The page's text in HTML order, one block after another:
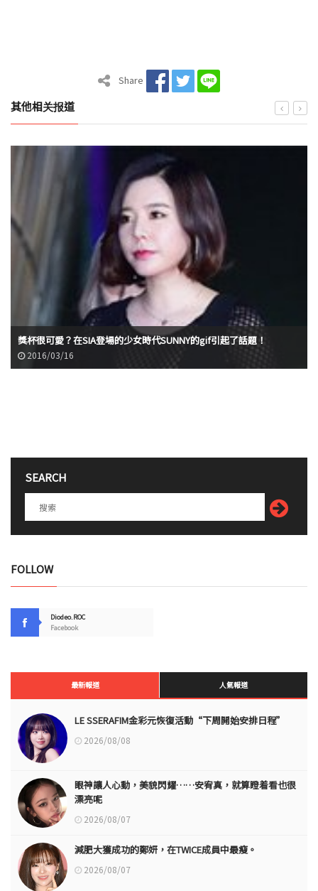
Share
其他相关报道
獎杯很可愛？在SIA登場的少女時代SUNNY的gif引起了話題！
2016/03/16
SEARCH
FOLLOW
Diodeo.ROC
Facebook
最新報道 人氣報道
LE SSERAFIM金彩元恢復活動“下周開始安排日程”
2026/08/08
眼神讓人心動，美貌閃耀……安宥真，就算瞪着看也很
漂亮呢
2026/08/07
減肥大獲成功的鄭妍，在TWICE成員中最瘦。
2026/08/07